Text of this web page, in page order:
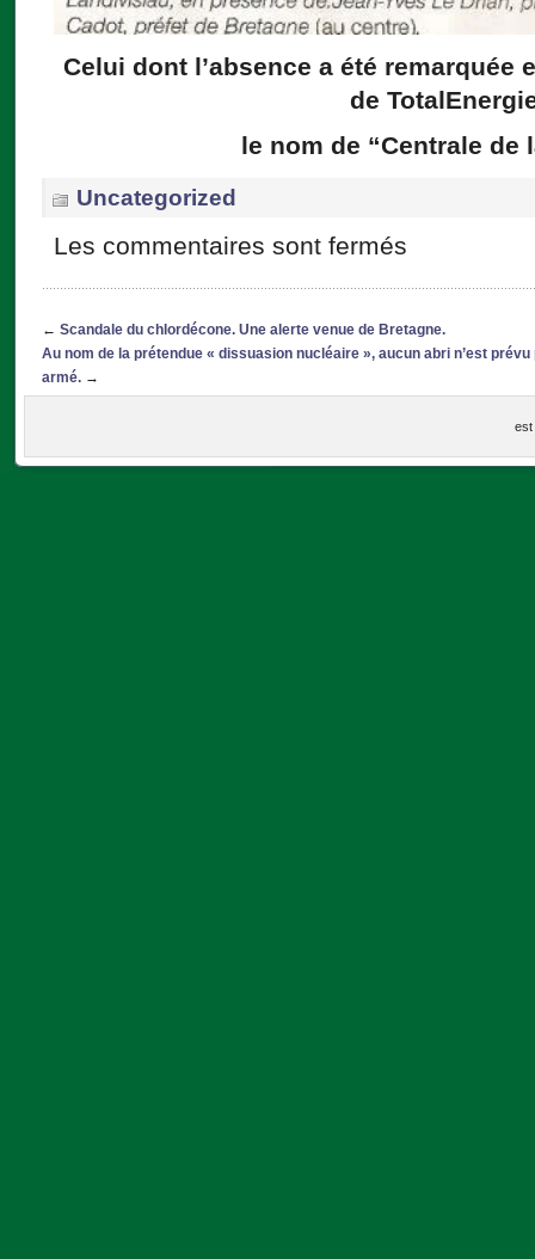
Celui dont l’absence a été remarquée
de
le nom de “Centrale de
Uncategorized
Les commentaires sont fermés
← Scandale du chlordécone. Une alerte venue de Bretagne.
Au nom de la prétendue « dissuasion nucléaire », aucun abri n’est
armé. →